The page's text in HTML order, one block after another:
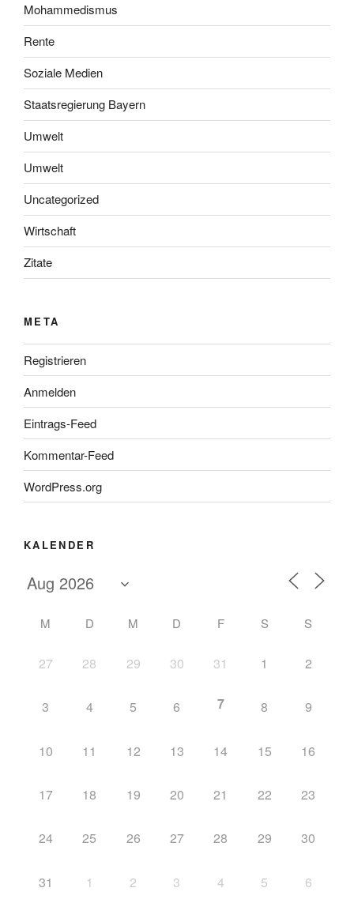
Mohammedismus
Rente
Soziale Medien
Staatsregierung Bayern
Umwelt
Umwelt
Uncategorized
Wirtschaft
Zitate
META
Registrieren
Anmelden
Eintrags-Feed
Kommentar-Feed
WordPress.org
KALENDER
M D M D F S S
27 28 29 30 31 1 2
3 4 5 6 7 8 9
10 11 12 13 14 15 16
17 18 19 20 21 22 23
24 25 26 27 28 29 30
31 1 2 3 4 5 6